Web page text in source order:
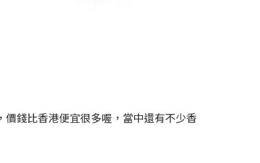
錢比香港便宜很多喔，當中還有不少香